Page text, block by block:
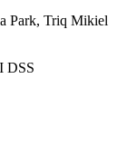
Park, Triq Mikiel